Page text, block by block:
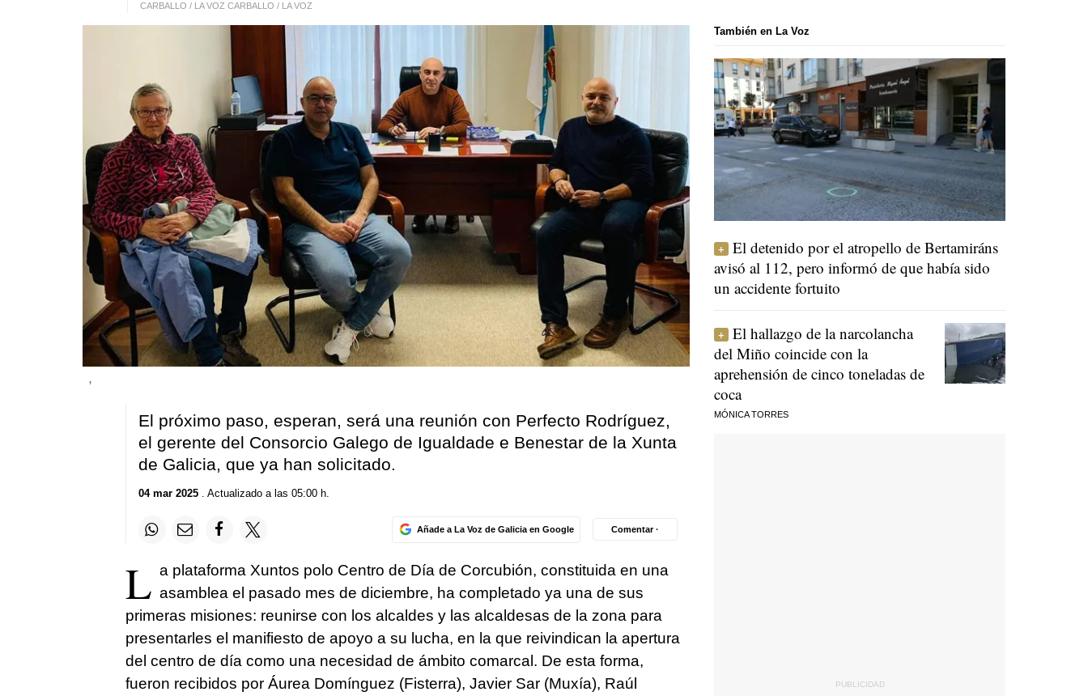
CARBALLO / LA VOZ CARBALLO / LA VOZ
,
El próximo paso, esperan, será una reunión con Perfecto Rodríguez,
el gerente del Consorcio Galego de Igualdade e Benestar de la Xunta
de Galicia, que ya han solicitado.
04 mar 2025. Actualizado a las 05:00 h.
Añade a La Voz de Galicia en Google Comentar ·
L a plataforma Xuntos polo Centro de Día de Corcubión, constituida en una
asamblea el pasado mes de diciembre, ha completado ya una de sus
primeras misiones: reunirse con los alcaldes y las alcaldesas de la zona para
presentarles el manifiesto de apoyo a su lucha, en la que reivindican la apertura
del centro de día como una necesidad de ámbito comarcal. De esta forma,
fueron recibidos por Áurea Domínguez (Fisterra), Javier Sar (Muxía), Raúl
También en La Voz
El detenido por el atropello de Bertamiráns
avisó al 112, pero informó de que había sido
un accidente fortuito
El hallazgo de la narcolancha
del Miño coincide con la
aprehensión de cinco toneladas de
coca
MÓNICA TORRES